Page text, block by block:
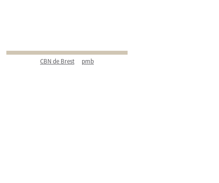
CBN de Brest pmb